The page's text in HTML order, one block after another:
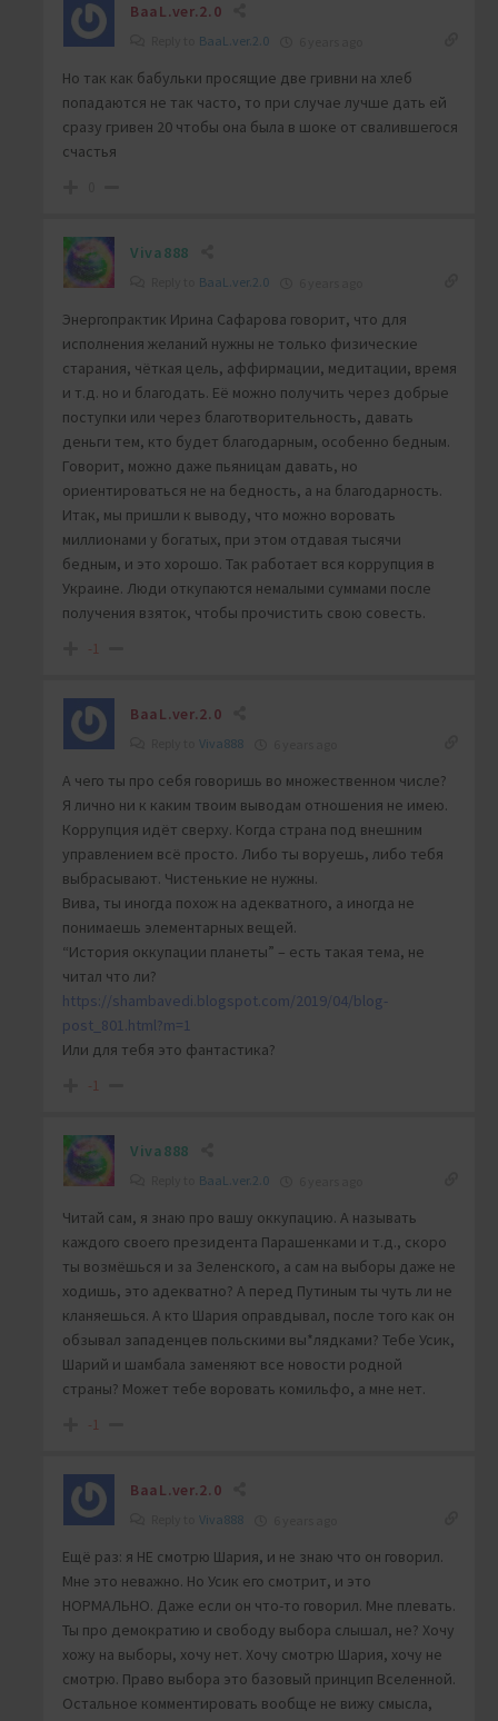
BaaL.ver.2.0
BaaL.ver.2.0
Но так как бабульки просящие две гривни на хлеб
попадаются не так часто, то при случае лучше дать ей
сразу гривен 20 чтобы она была в шоке от свалившегося
счастья
Viva888
BaaL.ver.2.0
Энергопрактик Ирина Сафарова говорит, что для
исполнения желаний нужны не только физические
старания, чёткая цель, аффирмации, медитации, время
и т.д. но и благодать. Её можно получить через добрые
поступки или через благотворительность, давать
деньги тем, кто будет благодарным, особенно бедным.
Говорит, можно даже пьяницам давать, но
ориентироваться не на бедность, а на благодарность.
Итак, мы пришли к выводу, что можно воровать
миллионами у богатых, при этом отдавая тысячи
бедным, и это хорошо. Так работает вся коррупция в
Украине. Люди откупаются немалыми суммами после
получения взяток, чтобы прочистить свою совесть.
-1
BaaL.ver.2.0
Viva888
А чего ты про себя говоришь во множественном числе?
Я лично ни к каким твоим выводам отношения не имею.
Коррупция идёт сверху. Когда страна под внешним
управлением всё просто. Либо ты воруешь, либо тебя
выбрасывают. Чистенькие не нужны.
Вива, ты иногда похож на адекватного, а иногда не
понимаешь элементарных вещей.
“История оккупации планеты” – есть такая тема, не
читал что ли?
https://shambavedi.blogspot.com/2019/04/blog-
post_801.html?m=1
Или для тебя это фантастика?
-1
Viva888
BaaL.ver.2.0
Читай сам, я знаю про вашу оккупацию. А называть
каждого своего президента Парашенками и т.д., скоро
ты возмёшься и за Зеленского, а сам на выборы даже не
ходишь, это адекватно? А перед Путиным ты чуть ли не
кланяешься. А кто Шария оправдывал, после того как он
обзывал западенцев польскими вы*лядками? Тебе Усик,
Шарий и шамбала заменяют все новости родной
страны? Может тебе воровать комильфо, а мне нет.
-1
BaaL.ver.2.0
Viva888
Ещё раз: я НЕ смотрю Шария, и не знаю что он говорил.
Мне это неважно. Но Усик его смотрит, и это
НОРМАЛЬНО. Даже если он что-то говорил. Мне плевать.
Ты про демократию и свободу выбора слышал, не? Хочу
хожу на выборы, хочу нет. Хочу смотрю Шария, хочу не
смотрю. Право выбора это базовый принцип Вселенной.
Остальное комментировать вообще не вижу смысла,